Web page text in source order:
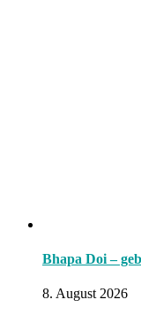
Bhapa Doi –
8. August 2026